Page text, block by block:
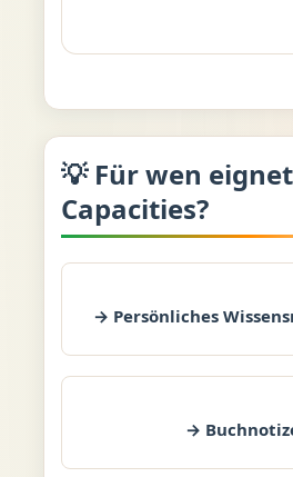
💡 Für wen
Capacities?
→ Persönliches
→